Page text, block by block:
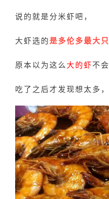
说的就是分米虾吧，
大虾选的 是多伦多最大
原本以为这么 大的虾不
吃了之后才发现想太多，